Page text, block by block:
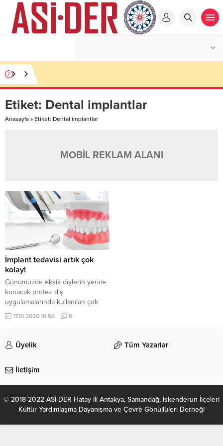
Etiket: Dental implantlar
Anasayfa » Etiket: Dental implantlar
MOBİL REKLAM ALANI
İmplant tedavisi artık çok
kolay!
Günümüzde eksik dişlerin yerine
konacak protez diş
uygulamalarında kullanılan çok
değişik materyal ve çeşitli
yöntemler var. Dental implantların
alternatif olduğunu
vurgulayan Ağız, Diş ve Çene
Ayşe Yılmaz, implant
lokal anestezi altında yapılabilir
olmasının da önemli bir...
17.10.2020 10:56 0
Üyelik Tüm Yazarlar
İletişim
© 2018-2022 ASİ-DER Hatay İli Antakya, Samandağ, İskenderun İlçeleri
Kültür Yardımlaşma Dayanışma ve Çevre Gönüllüleri Derneği